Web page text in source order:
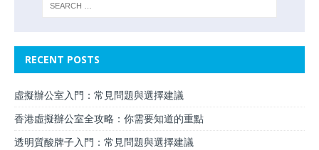
RECENT POSTS
虛擬辦公室入門：常見問題與選擇建議
香港虛擬辦公室全攻略：你需要知道的重點
透明質酸牌子入門：常見問題與選擇建議